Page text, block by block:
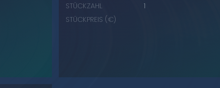
STÜCKZAHL
1
STÜCKPREIS (€)